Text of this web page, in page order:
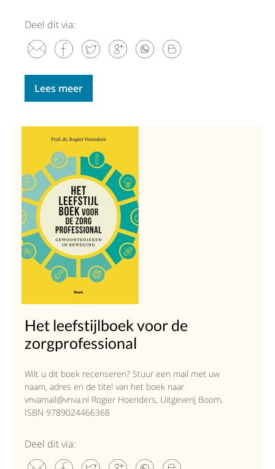
Deel dit via:
Lees meer
Het leefstijlboek voor de
zorgprofessional
Wilt u dit boek recenseren? Stuur een mail met uw
naam, adres en de titel van het boek naar
vnvamail@vnva.nl Rogier Hoenders, Uitgeverij Boom,
ISBN 9789024466368
Deel dit via: